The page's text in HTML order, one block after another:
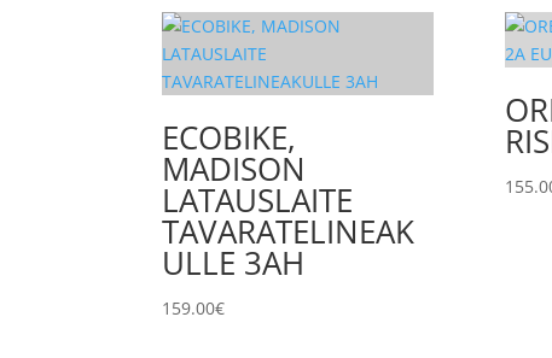
ECOBIKE,
MADISON
LATAUSLAITE
TAVARATELINEAK
ULLE 3AH
159.00€